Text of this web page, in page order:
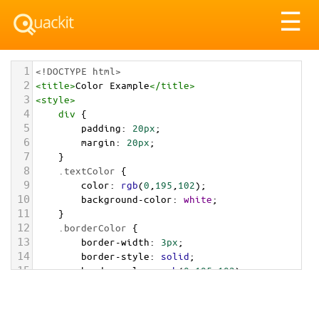
☰
1 <!DOCTYPE html>
2 <title>Color Example</title>
3 <style>
4 div {
5 padding: 20px;
6 margin: 20px;
7 }
8 .textColor {
9 color: rgb(0 195 102);
10 background-color: white;
11 }
12 .borderColor {
13 border-width: 3px;
14 border-style: solid;
15 border-color: rgb(0,195,102);